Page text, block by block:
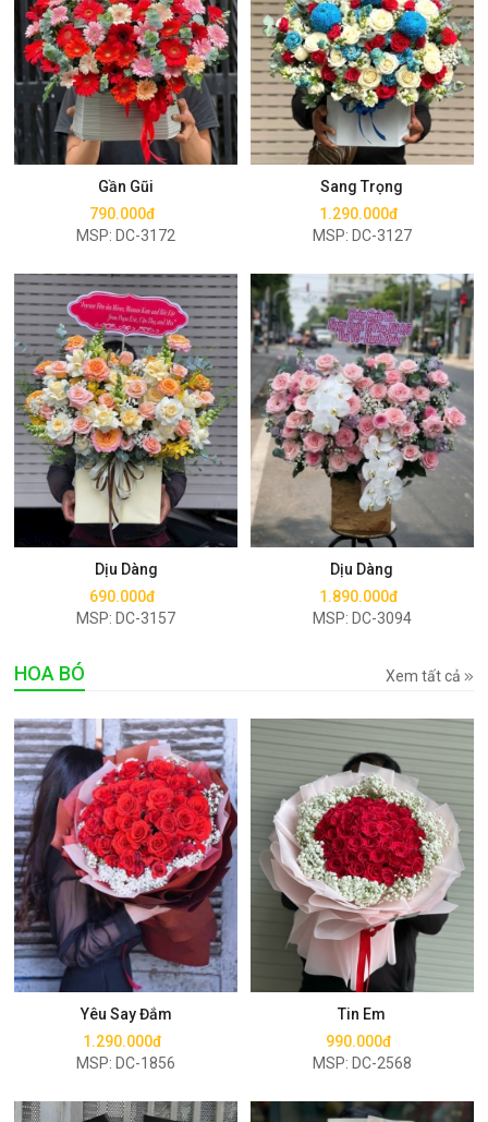
Gần Gũi
790.000đ
MSP: DC-3172
Mua ngay
Sang Trọng
1.290.000đ
MSP: DC-3127
Mua ngay
Dịu Dàng
690.000đ
MSP: DC-3157
Mua ngay
Dịu Dàng
1.890.000đ
MSP: DC-3094
Mua ngay
HOA BÓ Xem tất cả
Yêu Say Đắm
1.290.000đ
MSP: DC-1856
Mua ngay
Tin Em
990.000đ
MSP: DC-2568
Mua ngay